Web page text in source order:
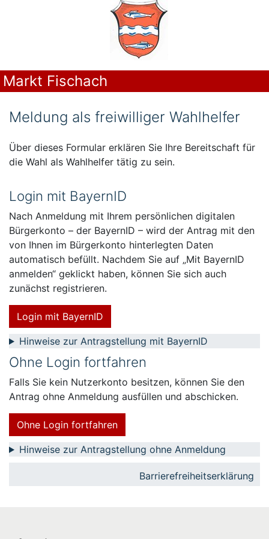
Markt Fischach
Meldung als freiwilliger Wahlhelfer
Über dieses Formular erklären Sie Ihre Bereitschaft für
die Wahl als Wahlhelfer tätig zu sein.
Login mit BayernID
Nach Anmeldung mit Ihrem persönlichen digitalen
Bürgerkonto – der BayernID – wird der Antrag mit den
von Ihnen im Bürgerkonto hinterlegten Daten
automatisch befüllt. Nachdem Sie auf „Mit BayernID
anmelden“ geklickt haben, können Sie sich auch
zunächst registrieren.
Login mit BayernID
Hinweise zur Antragstellung mit BayernID
Ohne Login fortfahren
Falls Sie kein Nutzerkonto besitzen, können Sie den
Antrag ohne Anmeldung ausfüllen und abschicken.
Ohne Login fortfahren
Hinweise zur Antragstellung ohne Anmeldung
Barrierefreiheitserklärung